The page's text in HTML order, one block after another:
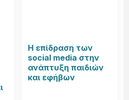
Η επίδραση των
social media στην
ανάπτυξη παιδιών
και εφήβων